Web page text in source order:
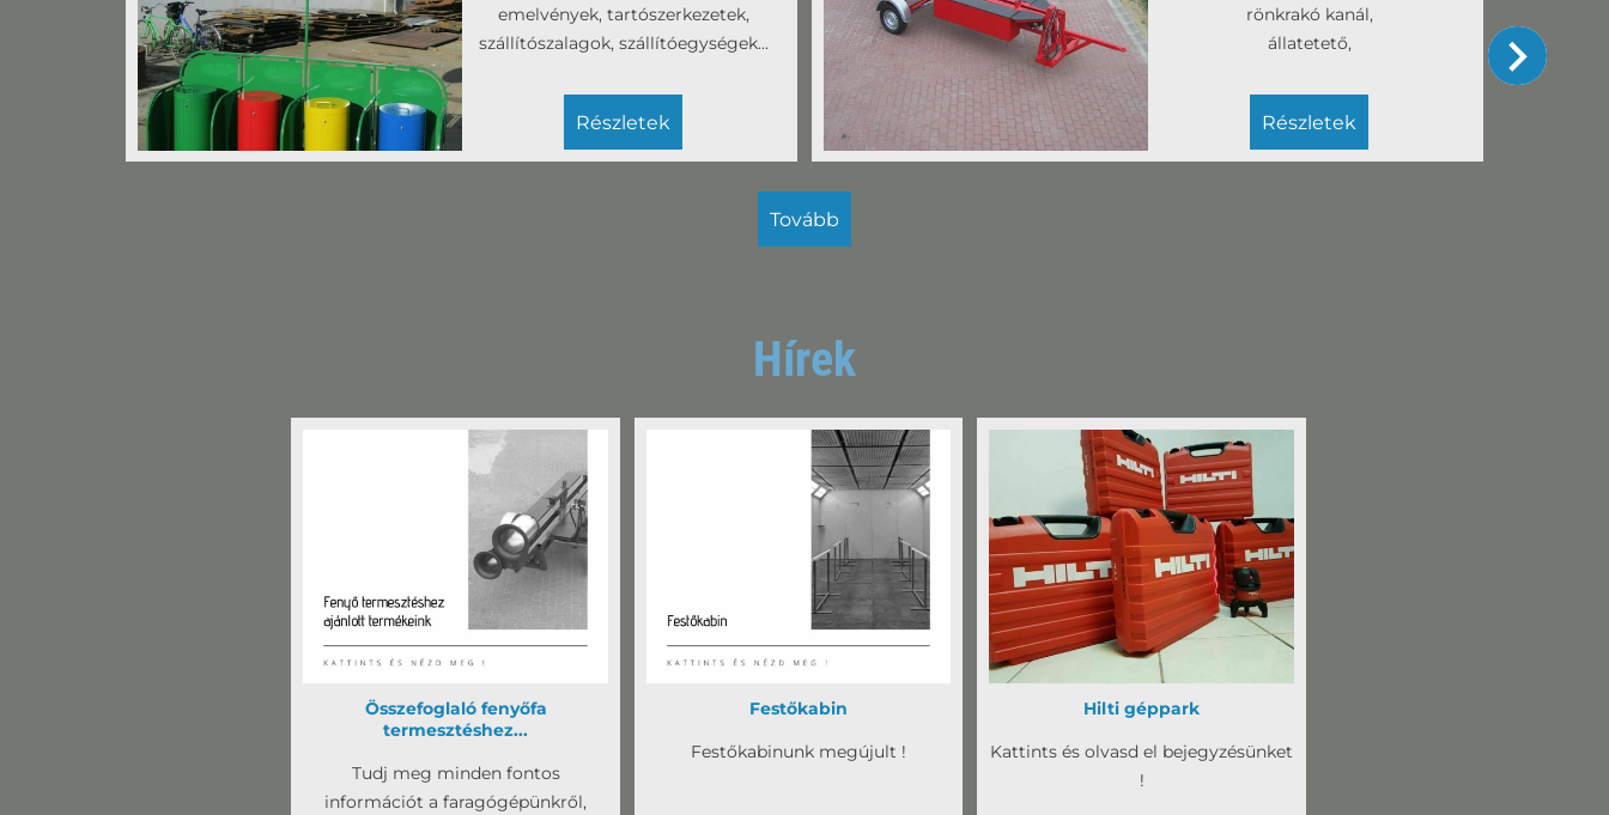
emelvények, tartószerkezetek,
szállítószalagok, szállítóegységek...
részletek
rönkrakó kanál,
állatetető,
csemete ültető gép...
részletek
tovább
Hírek
Összefoglaló fenyőfa
termesztéshez...
Tudj meg minden fontos
információt a faragógépünkről,
Festőkabin
Festőkabinunk megújult !
Hilti géppark
Kattints és olvasd el bejegyzésünket
!